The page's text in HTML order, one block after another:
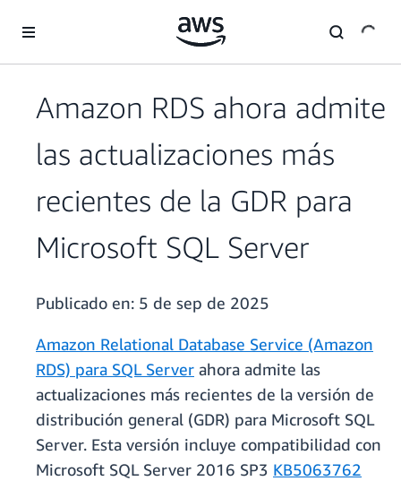
Amazon RDS ahora admite
las actualizaciones más
recientes de la GDR para
Microsoft SQL Server
Publicado en: 5 de sep de 2025
Amazon Relational Database Service (Amazon
RDS) para SQL Server ahora admite las
actualizaciones más recientes de la versión de
distribución general (GDR) para Microsoft SQL
Server. Esta versión incluye compatibilidad con
Microsoft SQL Server 2016 SP3 KB5063762